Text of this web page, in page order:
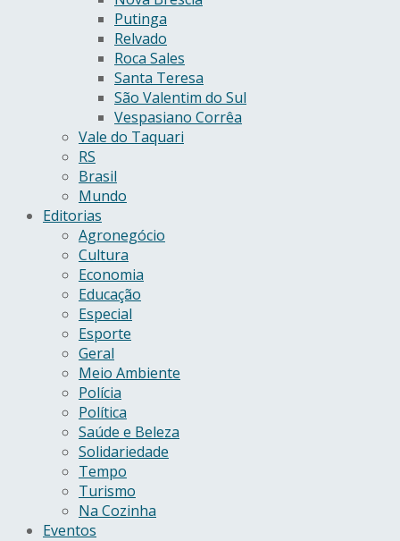
Putinga
Relvado
Roca Sales
Santa Teresa
São Valentim do Sul
Vespasiano Corrêa
Vale do Taquari
RS
Brasil
Mundo
Editorias
Agronegócio
Cultura
Economia
Educação
Especial
Esporte
Geral
Meio Ambiente
Polícia
Política
Saúde e Beleza
Solidariedade
Tempo
Turismo
Na Cozinha
Eventos